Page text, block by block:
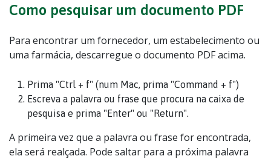
Como pesquisar um documento PDF
Para encontrar um fornecedor, um estabelecimento ou
uma farmácia, descarregue o documento PDF acima.
Prima "Ctrl + f" (num Mac, prima "Command + f")
Escreva a palavra ou frase que procura na caixa de
pesquisa e prima "Enter" ou "Return".
A primeira vez que a palavra ou frase for encontrada,
ela será realçada. Pode saltar para a próxima palavra